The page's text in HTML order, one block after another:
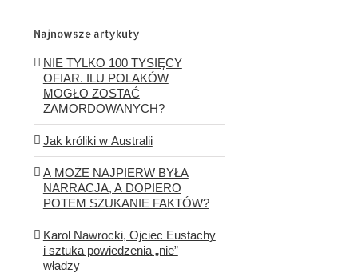
Najnowsze artykuły
NIE TYLKO 100 TYSIĘCY
OFIAR. ILU POLAKÓW
MOGŁO ZOSTAĆ
ZAMORDOWANYCH?
Jak króliki w Australii
A MOŻE NAJPIERW BYŁA
NARRACJA, A DOPIERO
POTEM SZUKANIE FAKTÓW?
Karol Nawrocki, Ojciec Eustachy
i sztuka powiedzenia „nie”
władzy